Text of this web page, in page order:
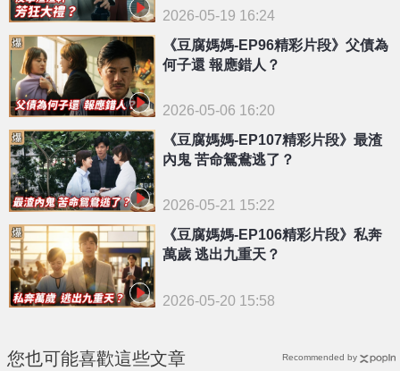
2026-05-19 16:24
《豆腐媽媽-EP96精彩片段》父債為
何子還 報應錯人？
2026-05-06 16:20
《豆腐媽媽-EP107精彩片段》最渣
內鬼 苦命鴛鴦逃了？
2026-05-21 15:22
《豆腐媽媽-EP106精彩片段》私奔
萬歲 逃出九重天？
2026-05-20 15:58
您也可能喜歡這些文章 Recommended by